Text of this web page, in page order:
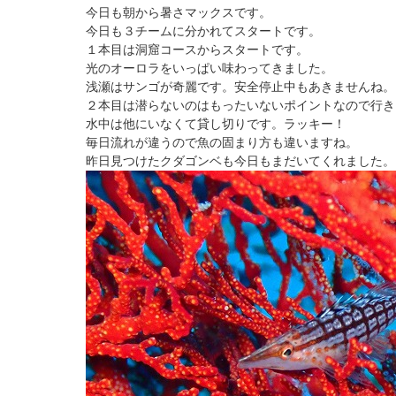
今日も朝から暑さマックスです。
今日も３チームに分かれてスタートです。
１本目は洞窟コースからスタートです。
光のオーロラをいっぱい味わってきました。
浅瀬はサンゴが奇麗です。安全停止中もあきませんね。
２本目は潜らないのはもったいないポイントなので行
水中は他にいなくて貸し切りです。ラッキー！
毎日流れが違うので魚の固まり方も違いますね。
昨日見つけたクダゴンベも今日もまだいてくれました。